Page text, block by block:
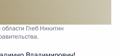
Глеб Никитин